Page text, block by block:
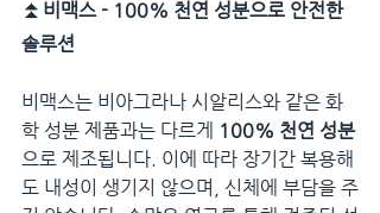
⏫ 비맥스 - 100% 천연 성분으로 안전한
솔루션
비맥스는 비아그라나 시알리스와 같은 화
학 성분 제품과는 다르게 100% 천연 성분
으로 제조됩니다. 이에 따라 장기간 복용해
도 내성이 생기지 않으며, 신체에 부담을 주